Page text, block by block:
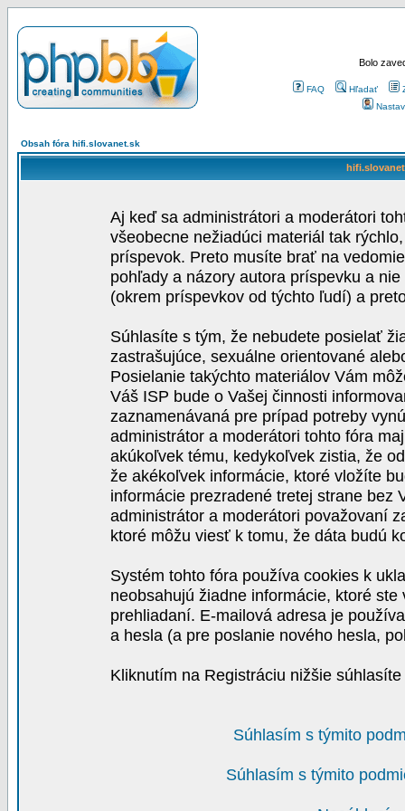
Bolo
FAQ Hľadať
Obsah fóra hifi.slovanet.sk
Aj keď sa administrátori a moderátori
všeobecne nežiadúci materiál tak
príspevok. Preto musíte brať na
pohľady a názory autora príspevku a
(okrem príspevkov od týchto ľudí) a
Súhlasíte s tým, že nebudete posielať
zastrašujúce, sexuálne orientované
Posielanie takýchto materiálov Vám
Váš ISP bude o Vašej činnosti
zaznamenávaná pre prípad potreby
administrátor a moderátori tohto fóra
akúkoľvek tému, kedykoľvek zistia, že
že akékoľvek informácie, ktoré vložíte
informácie prezradené tretej strane bez
administrátor a moderátori považovaní
ktoré môžu viesť k tomu, že dáta budú
Systém tohto fóra používa cookies k
neobsahujú žiadne informácie, ktoré
prehliadaní. E-mailová adresa je
a hesla (a pre poslanie nového hesla,
Kliknutím na Registráciu nižšie
Súhlasím s týmito
Súhlasím s týmito